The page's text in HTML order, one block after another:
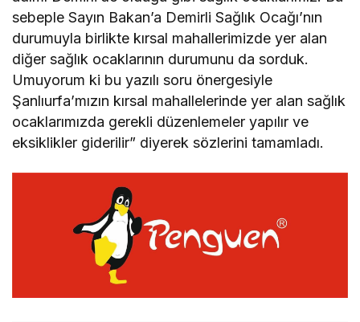
sebeple Sayın Bakan’a Demirli Sağlık Ocağı’nın
durumuyla birlikte kırsal mahallerimizde yer alan
diğer sağlık ocaklarının durumunu da sorduk.
Umuyorum ki bu yazılı soru önergesiyle
Şanlıurfa’mızın kırsal mahallelerinde yer alan sağlık
ocaklarımızda gerekli düzenlemeler yapılır ve
eksiklikler giderilir” diyerek sözlerini tamamladı.